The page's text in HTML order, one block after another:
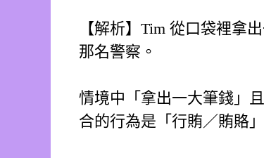
【解析】Tim 從口袋裡拿
那名警察。
情境中「拿出一大筆錢」
合的行為是「行賄／賄賂」